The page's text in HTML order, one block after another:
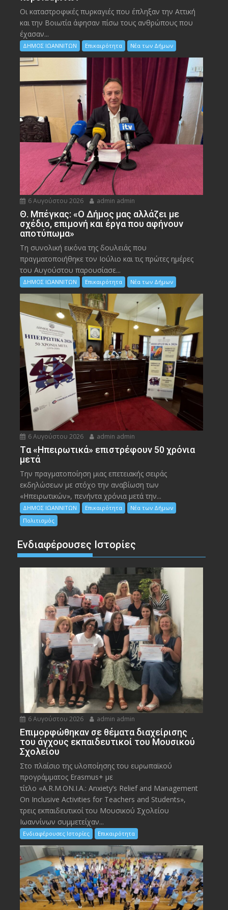
Οι καταστροφικές πυρκαγιές που έπληξαν την Αττική
και την Bοιωτία άφησαν πίσω τους ανθρώπους που
έχασαν...
ΔΗΜΟΣ ΙΩΑΝΝΙΤΩΝ Επικαιρότητα Νέα των Δήμων
6 Αυγούστου 2026 admin admin
Θ. Μπέγκας: «Ο Δήμος μας αλλάζει με
σχέδιο, επιμονή και έργα που αφήνουν
αποτύπωμα»
Τη συνολική εικόνα της δουλειάς που
πραγματοποιήθηκε τον Ιούλιο και τις πρώτες ημέρες
του Αυγούστου παρουσίασε...
ΔΗΜΟΣ ΙΩΑΝΝΙΤΩΝ Επικαιρότητα Νέα των Δήμων
6 Αυγούστου 2026 admin admin
Tα «Ηπειρωτικά» επιστρέφουν 50 χρόνια
μετά
Την πραγματοποίηση μιας επετειακής σειράς
εκδηλώσεων με στόχο την αναβίωση των
«Ηπειρωτικών», πενήντα χρόνια μετά την...
ΔΗΜΟΣ ΙΩΑΝΝΙΤΩΝ Επικαιρότητα
Νέα των Δήμων
Πολιτισμός
Ενδιαφέρουσες Ιστορίες
6 Αυγούστου 2026 admin admin
Eπιμορφώθηκαν σε θέματα διαχείρισης
του άγχους εκπαιδευτικοί του Μουσικού
Σχολείου
Στο πλαίσιο της υλοποίησης του ευρωπαϊκού
προγράμματος Erasmus+ με
τίτλο «A.R.M.ON.I.A.: Anxiety’s Relief and Management
On Inclusive Activities for Teachers and Students»,
τρεις εκπαιδευτικοί του Μουσικού Σχολείου
Ιωαννίνων συμμετείχαν...
Ενδιαφέρουσες Ιστορίες Επικαιρότητα